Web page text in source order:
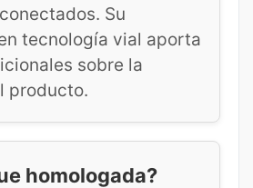
Su
tecnología vial aporta
sobre la
producto.
homologada?